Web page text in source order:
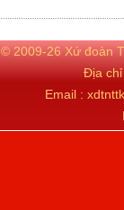
© 2009-26 Xứ đoàn
Địa
Email :